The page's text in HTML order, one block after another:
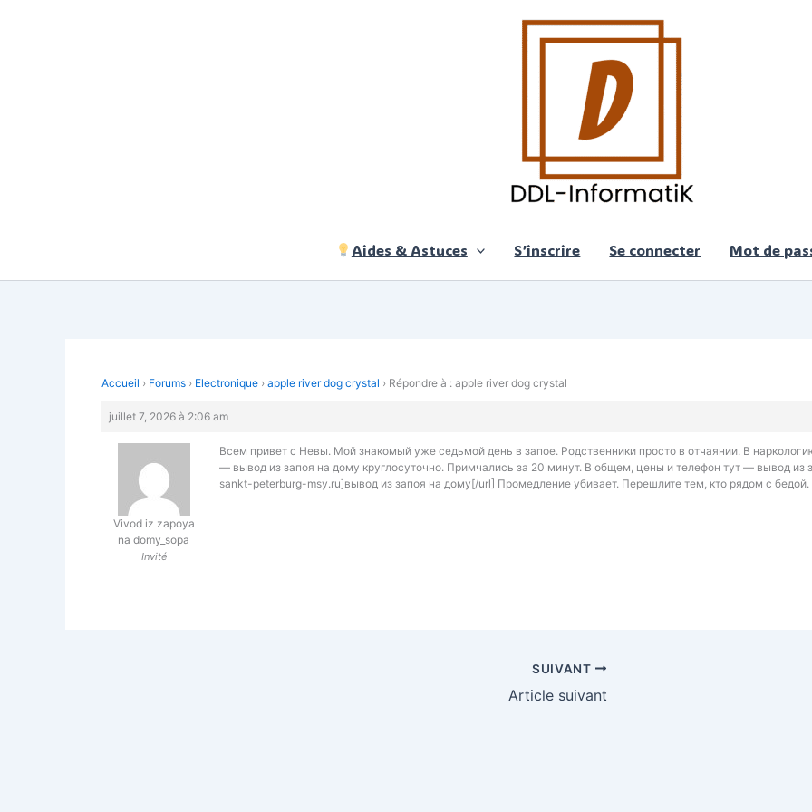
Aides & Astuces S’inscrire Se connecter Mot de
Accueil › Forums › Electronique › apple river dog crystal › Répondre à : apple river dog crystal
juillet 7, 2026 à 2:06 am
Vivod iz zapoya
na domy_sopa
Invité
Всем привет с Невы. Мой знакомый уже седьмой день в запое. Родственники просто в отчаянии. В
— вывод из запоя на дому круглосуточно. Примчались за 20 минут. В общем, цены и телефон тут — вывод
sankt-peterburg-msy.ru]вывод из запоя на дому[/url] Промедление убивает. Перешлите тем, кто рядом с бедой.
SUIVANT
Article suivant